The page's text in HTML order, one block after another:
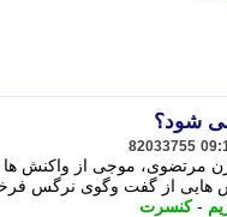
شود؟
82033755
مرتضوی، موجی از واکنش ها
هایی از گفت وگوی نرگس
-کنسرت